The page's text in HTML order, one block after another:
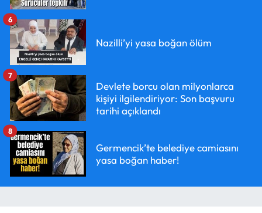
Nazilli’yi yasa boğan ölüm
6
Devlete borcu olan milyonlarca
kişiyi ilgilendiriyor: Son başvuru
tarihi açıklandı
7
Germencik’te belediye camiasını
yasa boğan haber!
8